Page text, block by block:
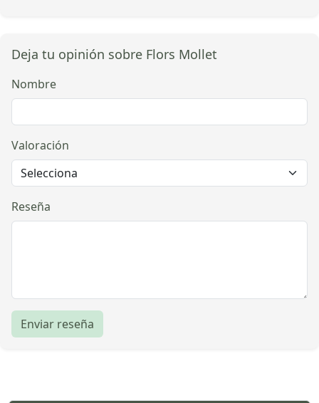
Deja tu opinión sobre Flors Mollet
Nombre
Valoración
Reseña
Enviar reseña